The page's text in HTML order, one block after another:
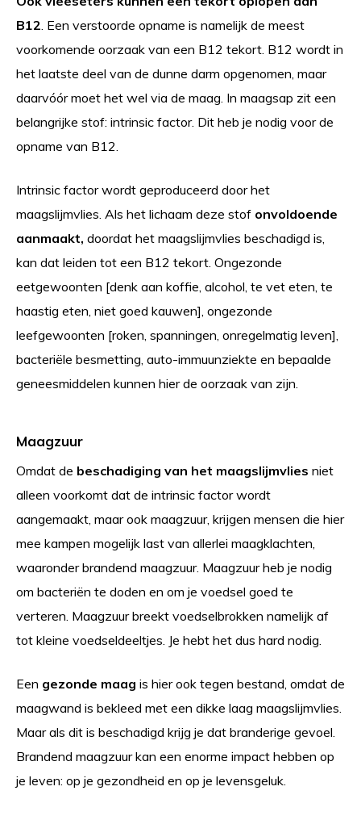
B12. Een verstoorde opname is namelijk de meest
voorkomende oorzaak van een B12 tekort. B12 wordt in
het laatste deel van de dunne darm opgenomen, maar
daarvóór moet het wel via de maag. In maagsap zit een
belangrijke stof: intrinsic factor. Dit heb je nodig voor de
opname van B12.
Intrinsic factor wordt geproduceerd door het
maagslijmvlies. Als het lichaam deze stof onvoldoende
aanmaakt, doordat het maagslijmvlies beschadigd is,
kan dat leiden tot een B12 tekort. Ongezonde
eetgewoonten [denk aan koffie, alcohol, te vet eten, te
haastig eten, niet goed kauwen], ongezonde
leefgewoonten [roken, spanningen, onregelmatig leven],
bacteriële besmetting, auto-immuunziekte en bepaalde
geneesmiddelen kunnen hier de oorzaak van zijn.
Maagzuur
Omdat de beschadiging van het maagslijmvlies niet
alleen voorkomt dat de intrinsic factor wordt
aangemaakt, maar ook maagzuur, krijgen mensen die hier
mee kampen mogelijk last van allerlei maagklachten,
waaronder brandend maagzuur. Maagzuur heb je nodig
om bacteriën te doden en om je voedsel goed te
verteren. Maagzuur breekt voedselbrokken namelijk af
tot kleine voedseldeeltjes. Je hebt het dus hard nodig.
Een gezonde maag is hier ook tegen bestand, omdat de
maagwand is bekleed met een dikke laag maagslijmvlies.
Maar als dit is beschadigd krijg je dat branderige gevoel.
Brandend maagzuur kan een enorme impact hebben op
je leven: op je gezondheid en op je levensgeluk.